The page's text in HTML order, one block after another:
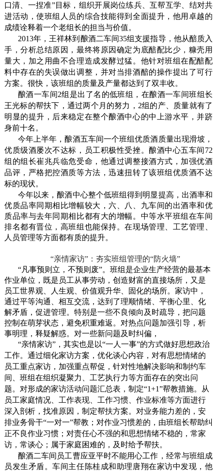
口清、一捏准”目标，组织开展岗位练兵、互帮互学、结对共
进活动，使班组人员的综合技能得到全面提升，他用卓越的
成绩诠释着一个老组长的担当与价值。
2013年，王祥林到酿酒二车间35组支援指导，他从醅质入
手，分析总结原因，最终将原因确定为底醅配比少，糠壳用
量大，加之用曲不合理造成发酵过猛。他针对班组在配醅配
料中存在的失误做出调整，并对当排酒醅的操作提出了可行
方案。很快，该班组的质量及产量都达到了双丰收。
酿酒一车间2组是出了名的低班组，在酿酒一车间班组长
王光标的帮扶下，通过两个月的努力， 2组的产、质量就有了
明显的提升，后来稳定在整个酿酒中心的中上游水平，并跻
身前十名。
今年上半年，酿酒五车间一个班组优质酒质量出现滑坡，
优质级酒屡次不达标，员工积极性受挫。酿酒中心五车间 72
组的组长崔兆兵临危受命，他通过调整接酒方式，加强优酒
品评，严格把控酒质等方法，迅速扭转了该班组优质酒不达
标的现状。
今年以来，酿酒中心整个低班组得到明显提高，出酒率和
优质品率同期相比增幅较大，六、八、九车间的出酒率和优
质品率与去年同期相比都有大的增幅。中等水平班组在车间
排名都有晋位，高班组也能保持。在现场管理、工艺管理、
人员管理等方面都有质的提升。
“亲情家访”：夯实班组管理的“防火墙”
“凡事预则立，不预则废”。班组是企业生产经营的最基本
作业单位，既是员工从事劳动，创造财富的直接场所，又是
员工世界观、人生观、价值观升华、固化的场所。家访中，
通过平等沟通、相互交流，达到了理顺情绪、平衡心里、化
解矛盾，促进管理。特别是一些不良倾向及时疏导，把问题
控制在萌芽状态，避免积重难返。对热点问题加强引导，析
事明理，释疑解惑。对一些新问题及时纠偏，
“亲情家访”，其实也是以“一人一事”的方式做好思想政治
工作。通过细化家访方案，优化谈心内容，对有思想情绪的
员工重点家访，加强重点帮促，针对性地解决影响和制约车
间、班组在组织凝聚力、工艺执行力等方面存在的突出问
题。对形成的家访活动问题汇总表，制定“1+1”帮教措施。从
员工家庭情况、工作表现、工作习惯、作业标准等方面进行
深入剖析，找准原因，制定帮扶方案。对业务能力差的，安
排业务骨干“一对一”帮教；对作业习惯差的，由班组长帮助纠
正不良作业习惯；对责任心不强的和思想情绪不稳的，常家
访，常谈心；属于家庭困难的，及时给予帮扶。
酿酒二车间员工曹应亚平时不能用心工作，经常与班组成
员发生矛盾。车间主任陈桂成和助理唐翔在家访中发现，他